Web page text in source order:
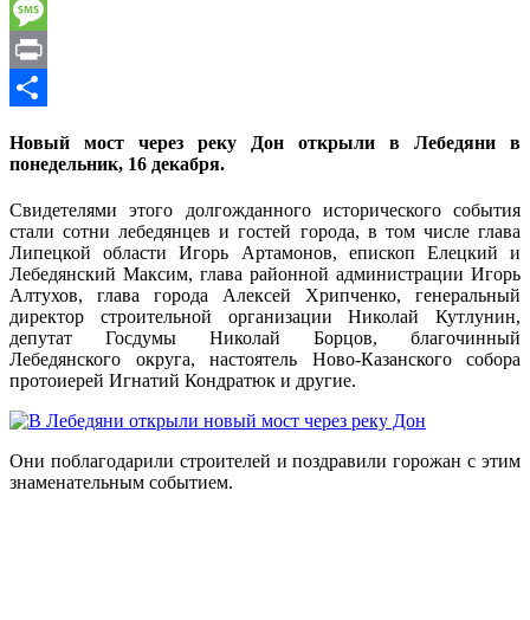
Email
Message
Print
Новый мост через реку Дон открыли в Лебедяни в
понедельник, 16 декабря.
Свидетелями этого долгожданного исторического события
стали сотни лебедянцев и гостей города, в том числе глава
Липецкой области Игорь Артамонов, епископ Елецкий и
Лебедянский Максим, глава районной администрации Игорь
Алтухов, глава города Алексей Хрипченко, генеральный
директор строительной организации Николай Кутлунин,
депутат Госдумы Николай Борцов, благочинный
Лебедянского округа, настоятель Ново-Казанского собора
протоиерей Игнатий Кондратюк и другие.
Они поблагодарили строителей и поздравили горожан с этим
знаменательным событием.